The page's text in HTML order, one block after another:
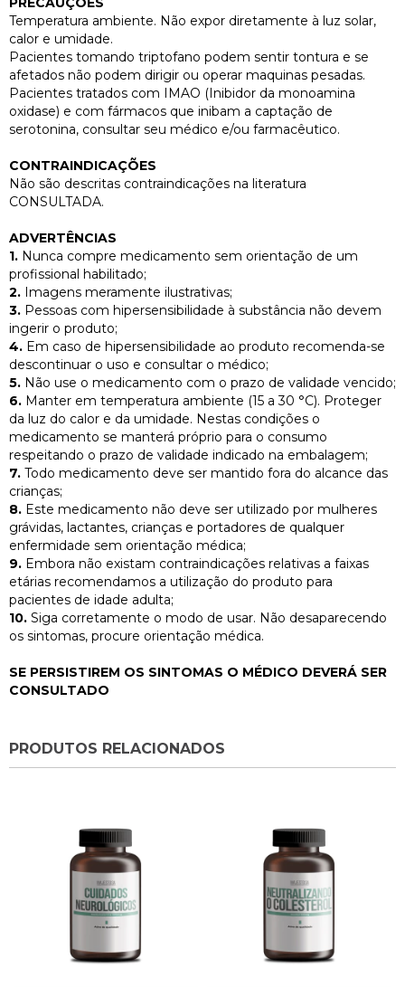
Temperatura ambiente. Não expor diretamente à luz solar,
calor e umidade.
Pacientes tomando triptofano podem sentir tontura e se
afetados não podem dirigir ou operar maquinas pesadas.
Pacientes tratados com IMAO (Inibidor da monoamina
oxidase) e com fármacos que inibam a captação de
serotonina, consultar seu médico e/ou farmacêutico.
CONTRAINDICAÇÕES
Não são descritas contraindicações na literatura
CONSULTADA.
ADVERTÊNCIAS
1. Nunca compre medicamento sem orientação de um
profissional habilitado;
2. Imagens meramente ilustrativas;
3. Pessoas com hipersensibilidade à substância não devem
ingerir o produto;
4. Em caso de hipersensibilidade ao produto recomenda-se
descontinuar o uso e consultar o médico;
5. Não use o medicamento com o prazo de validade vencido;
6. Manter em temperatura ambiente (15 a 30 °C). Proteger
da luz do calor e da umidade. Nestas condições o
medicamento se manterá próprio para o consumo
respeitando o prazo de validade indicado na embalagem;
7. Todo medicamento deve ser mantido fora do alcance das
crianças;
8. Este medicamento não deve ser utilizado por mulheres
grávidas, lactantes, crianças e portadores de qualquer
enfermidade sem orientação médica;
9. Embora não existam contraindicações relativas a faixas
etárias recomendamos a utilização do produto para
pacientes de idade adulta;
10. Siga corretamente o modo de usar. Não desaparecendo
os sintomas, procure orientação médica.
SE PERSISTIREM OS SINTOMAS O MÉDICO DEVERÁ SER
CONSULTADO
PRODUTOS RELACIONADOS